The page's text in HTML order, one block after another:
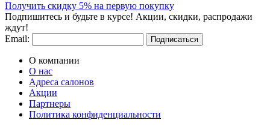
Получить скидку 5% на первую покупку
Подпишитесь и будьте в курсе! Акции, скидки, распродажи
ждут!
Email:
Подписаться
О компании
О нас
Адреса салонов
Акции
Партнеры
Политика конфиденциальности